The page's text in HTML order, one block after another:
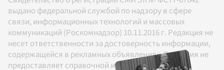
выдано федеральной службой по надзору в сфере
связи, информационных технологий и массовых
коммуникаций (Роскомнадзор) 10.11.2016 г. Редакция не
несет ответственности за достоверность информации,
содержащейся в рекламных объявлениях. Редакция не
предоставляет справочной информации.